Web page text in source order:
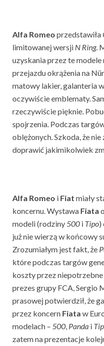
Alfa Romeo przedstawiła
limitowanej wersji N Ring.
uzyskania przez te
przejazdu okrążenia na
matowy lakier, galanteria
oczywiście emblematy.
rzeczywiście pięknie.
spojrzenia. Podczas
oblężonych. Szkoda, że
doprawić jakimikolwiek
Alfa Romeo i Fiat miały
koncernu. Wystawa Fiata
modeli (rodziny500 i Tipo)
już nie wierzą w końcowy
Zrozumiałym jest fakt, że
które podczas targów
koszty przez
prezes grupy FCA, Sergio
prasowej potwierdził, że
przez koncern Fiata w
modelach – 500, Panda i
zatem na prezentacje